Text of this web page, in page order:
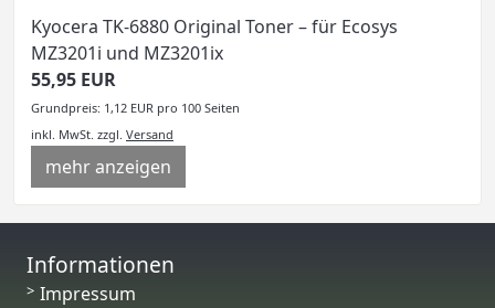
Kyocera TK-6880 Original Toner – für Ecosys
MZ3201i und MZ3201ix
55,95 EUR
Grundpreis: 1,12 EUR pro 100 Seiten
inkl. MwSt. zzgl. Versand
mehr anzeigen
Informationen
Impressum